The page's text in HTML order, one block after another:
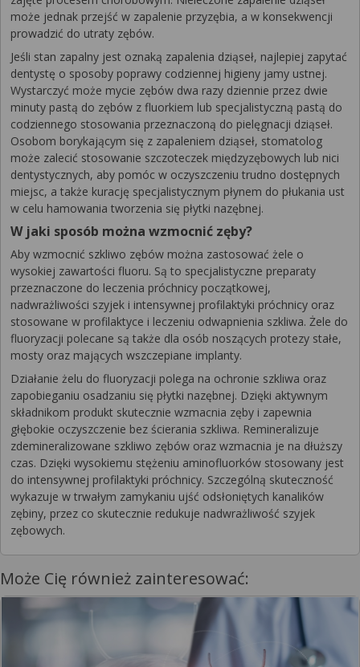
może jednak przejść w zapalenie przyzębia, a w konsekwencji
prowadzić do utraty zębów.
Jeśli stan zapalny jest oznaką zapalenia dziąseł, najlepiej zapytać
dentystę o sposoby poprawy codziennej higieny jamy ustnej.
Wystarczyć może mycie zębów dwa razy dziennie przez dwie
minuty pastą do zębów z fluorkiem lub specjalistyczną pastą do
codziennego stosowania przeznaczoną do pielęgnacji dziąseł.
Osobom borykającym się z zapaleniem dziąseł, stomatolog
może zalecić stosowanie szczoteczek międzyzębowych lub nici
dentystycznych, aby pomóc w oczyszczeniu trudno dostępnych
miejsc, a także kurację specjalistycznym płynem do płukania ust
w celu hamowania tworzenia się płytki nazębnej.
W jaki sposób można wzmocnić zęby?
Aby wzmocnić szkliwo zębów można zastosować żele o
wysokiej zawartości fluoru. Są to specjalistyczne preparaty
przeznaczone do leczenia próchnicy początkowej,
nadwrażliwości szyjek i intensywnej profilaktyki próchnicy oraz
stosowane w profilaktyce i leczeniu odwapnienia szkliwa. Żele do
fluoryzacji polecane są także dla osób noszących protezy stałe,
mosty oraz mających wszczepiane implanty.
Działanie żelu do fluoryzacji polega na ochronie szkliwa oraz
zapobieganiu osadzaniu się płytki nazębnej. Dzięki aktywnym
składnikom produkt skutecznie wzmacnia zęby i zapewnia
głębokie oczyszczenie bez ścierania szkliwa. Remineralizuje
zdemineralizowane szkliwo zębów oraz wzmacnia je na dłuższy
czas. Dzięki wysokiemu stężeniu aminofluorków stosowany jest
do intensywnej profilaktyki próchnicy. Szczególną skuteczność
wykazuje w trwałym zamykaniu ujść odsłoniętych kanalików
zębiny, przez co skutecznie redukuje nadwrażliwość szyjek
zębowych.
Może Cię również zainteresować: